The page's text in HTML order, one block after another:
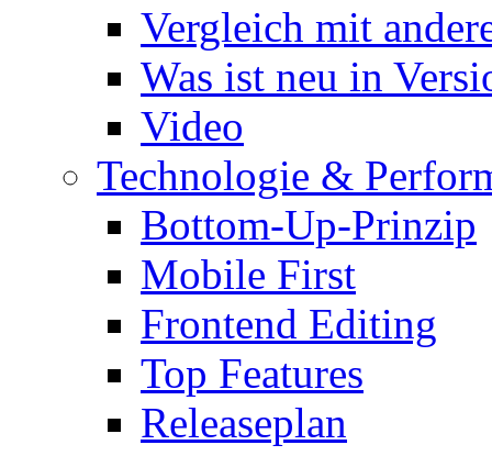
Vergleich mit
Was ist neu in
Video
Technologie &
Bottom-Up-Prinzip
Mobile First
Frontend Editing
Top Features
Releaseplan